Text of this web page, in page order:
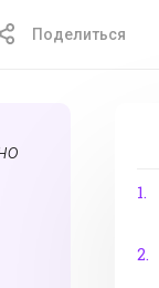
Поделиться
1.
2.